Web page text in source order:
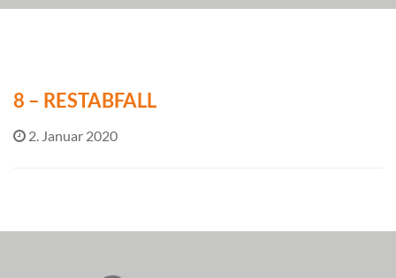
8 – RESTABFALL
2. Januar 2020